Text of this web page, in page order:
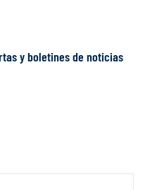
y boletines de noticias